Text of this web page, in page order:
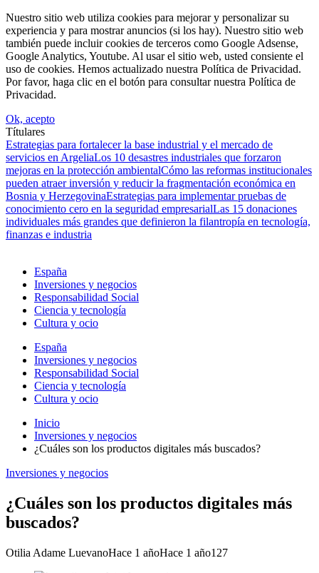
Nuestro sitio web utiliza cookies para mejorar y personalizar su
experiencia y para mostrar anuncios (si los hay). Nuestro sitio web
también puede incluir cookies de terceros como Google Adsense,
Google Analytics, Youtube. Al usar el sitio web, usted consiente el
uso de cookies. Hemos actualizado nuestra Política de Privacidad.
Por favor, haga clic en el botón para consultar nuestra Política de
Privacidad.
Ok, acepto
Títulares
Estrategias para fortalecer la base industrial y el mercado de
servicios en ArgeliaLos 10 desastres industriales que forzaron
mejoras en la protección ambientalCómo las reformas institucionales
pueden atraer inversión y reducir la fragmentación económica en
Bosnia y HerzegovinaEstrategias para implementar pruebas de
conocimiento cero en la seguridad empresarialLas 15 donaciones
individuales más grandes que definieron la filantropía en tecnología,
finanzas e industria
España
Inversiones y negocios
Responsabilidad Social
Ciencia y tecnología
Cultura y ocio
España
Inversiones y negocios
Responsabilidad Social
Ciencia y tecnología
Cultura y ocio
Inicio
Inversiones y negocios
¿Cuáles son los productos digitales más buscados?
Inversiones y negocios
¿Cuáles son los productos digitales más
buscados?
Otilia Adame LuevanoHace 1 añoHace 1 año127